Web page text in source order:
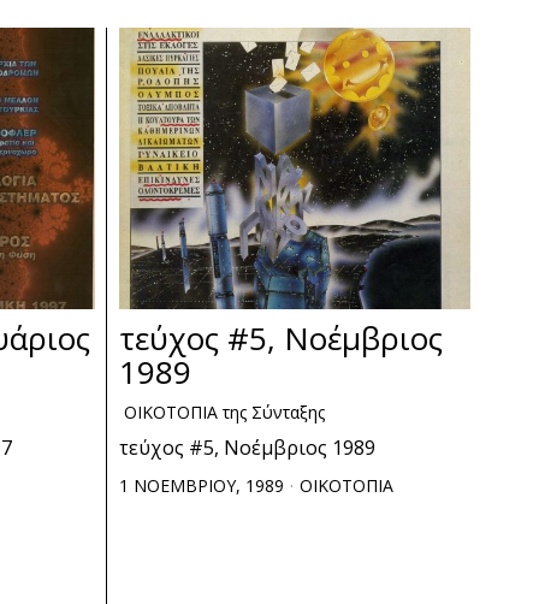
τεύχος #5, Νοέμβριος
1989
ΟΙΚΟΤΟΠΙΑ της Σύνταξης
τεύχος #5, Νοέμβριος 1989
1 ΝΟΕΜΒΡΙΟΥ, 1989 ΟΙΚΟΤΟΠΙΑ